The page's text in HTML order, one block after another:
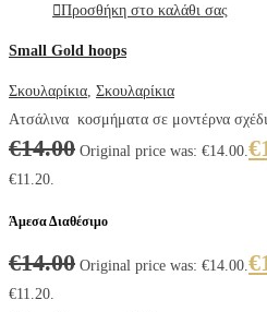
Προσθήκη στο καλάθι σας
Small Gold hoops
Σκουλαρίκια Σκουλαρίκια
Ατσάλινα κοσμήματα σε μοντέρνα
€14.00 Original price was: €14.00. €
€11.20.
Άμεσα Διαθέσιμο
€14.00 Original price was: €14.00. €
€11.20.